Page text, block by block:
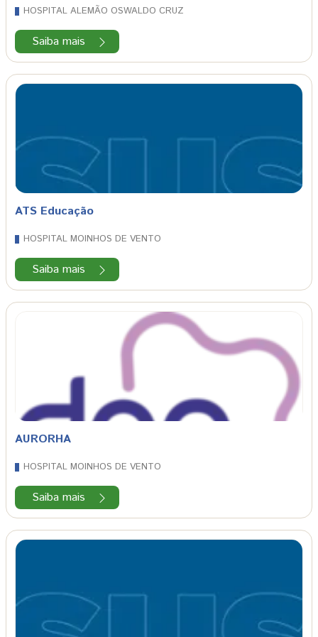
HOSPITAL ALEMÃO OSWALDO CRUZ
Saiba mais
ATS Educação
HOSPITAL MOINHOS DE VENTO
Saiba mais
AURORHA
HOSPITAL MOINHOS DE VENTO
Saiba mais